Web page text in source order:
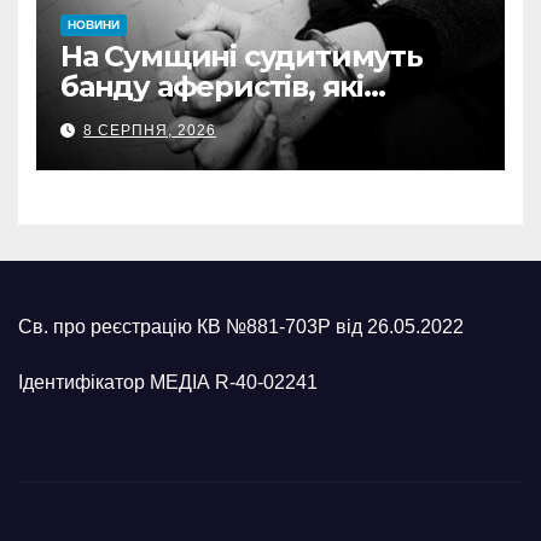
НОВИНИ
На Сумщині судитимуть
банду аферистів, які
виманили у військових
понад 1 млн грн
8 СЕРПНЯ, 2026
Св. про реєстрацію КВ №881-703Р від 26.05.2022
Ідентифікатор МЕДІА R-40-02241